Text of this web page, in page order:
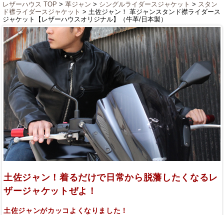
レザーハウス TOP > 革ジャン > シングルライダースジャケット > スタン
ド襟ライダースジャケット > 土佐ジャン！ 革ジャンスタンド襟ライダース
ジャケット【レザーハウスオリジナル】（牛革/日本製）
土佐ジャン！着るだけで日常から脱藩したくなるレ
ザージャケットぜよ！
土佐ジャンがカッコよくなりました！